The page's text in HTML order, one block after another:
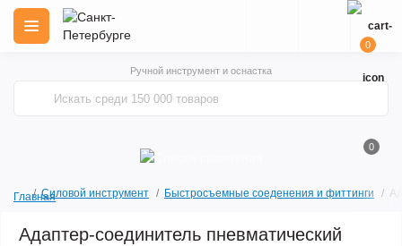
Ручной инструмент и оснастка
0
0
ГлавнаяСиловой инструмент Быстросъемные соеденения и фиттинги
Адаптер-соединитель пневматический